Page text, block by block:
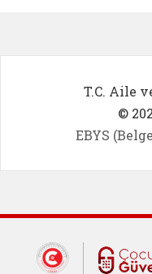
T.C. Aile
©
EBYS
Dış